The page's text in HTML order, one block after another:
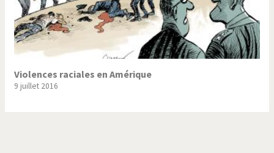
Violences raciales en Amérique
9 juillet 2016